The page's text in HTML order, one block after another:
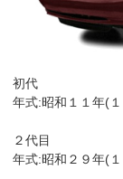
初代
年式:昭和１１年(
２代目
年式:昭和２９年(